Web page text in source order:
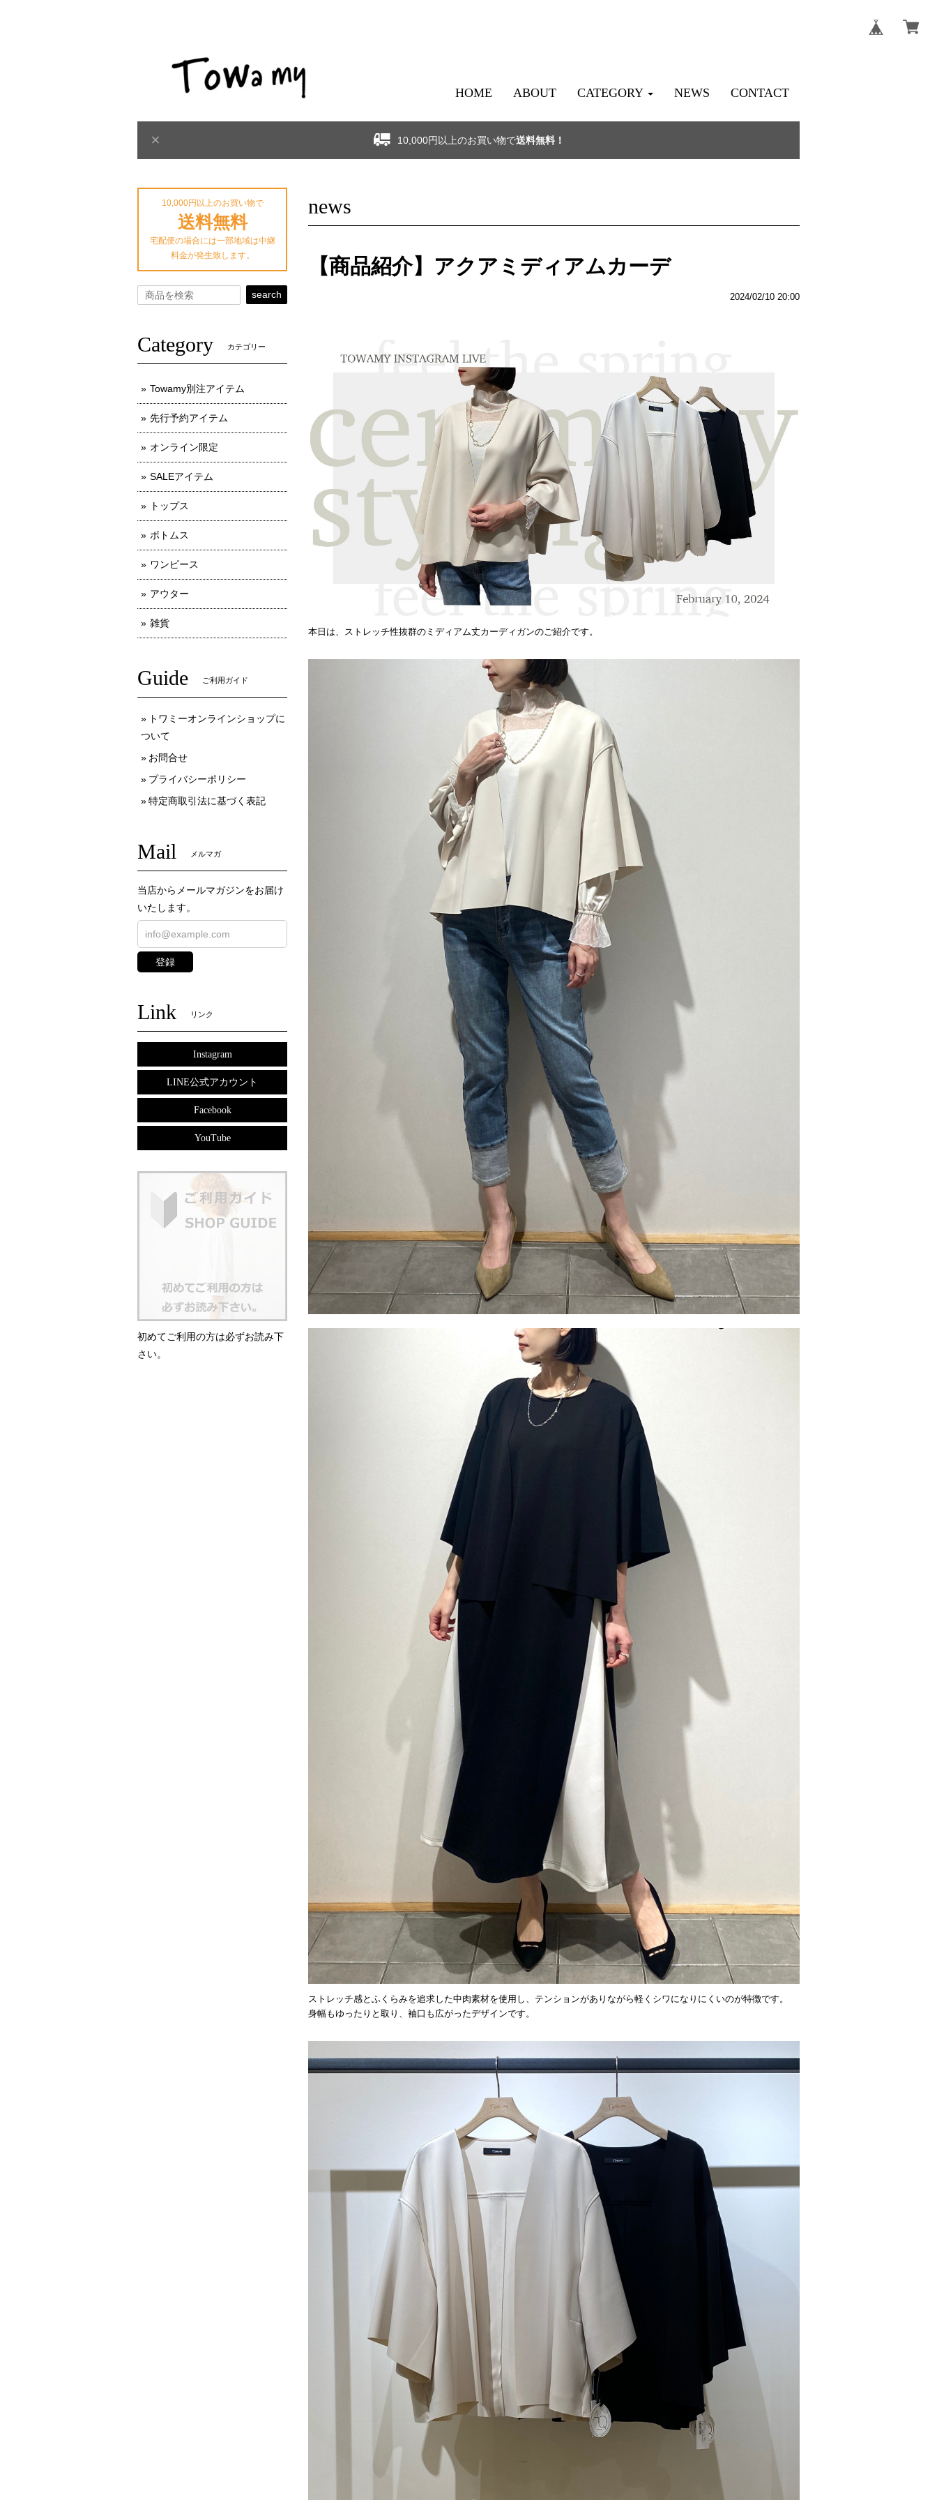
HOME ABOUT CATEGORY NEWS CONTACT
10,000円以上のお買い物で送料無料！
news
【商品紹介】アクアミディアムカーデ
2024/02/10 20:00
本日は、ストレッチ性抜群のミディアム丈カーディガンのご紹介です。
ストレッチ感とふくらみを追求した中肉素材を使用し、テンションがありながら軽くシワになりにくいのが特徴です。
身幅もゆったりと取り、袖口も広がったデザインです。
10,000円以上のお買い物で
送料無料
宅配便の場合には一部地域は中継
料金が発生致します。
search
Category カテゴリー
Towamy別注アイテム
先行予約アイテム
オンライン限定
SALEアイテム
トップス
ボトムス
ワンピース
アウター
雑貨
Guide ご利用ガイド
トワミーオンラインショップに
ついて
お問合せ
プライバシーポリシー
特定商取引法に基づく表記
Mail メルマガ
当店からメールマガジンをお届け
いたします。
登録
Link リンク
Instagram
LINE公式アカウント
Facebook
YouTube
初めてご利用の方は必ずお読み下
さい。